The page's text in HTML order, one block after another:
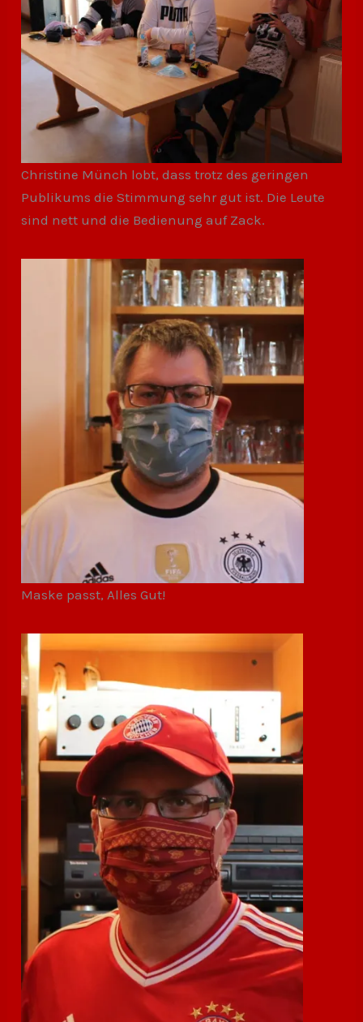
Christine Münch lobt, dass trotz des geringen
Publikums die Stimmung sehr gut ist. Die Leute
sind nett und die Bedienung auf Zack.
Maske passt, Alles Gut!